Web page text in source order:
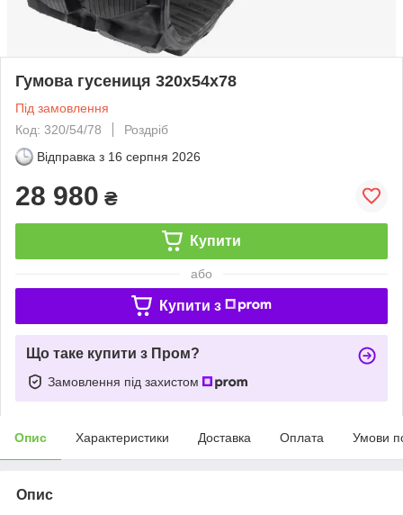
Гумова гусениця 320х54х78
Під замовлення
Код: 320/54/78
Роздріб
Відправка з 16 серпня 2026
28 980 ₴
Купити
або
Купити з
Що таке купити з Пром?
Замовлення під захистом
Опис Характеристики Доставка Оплата Умови
Опис